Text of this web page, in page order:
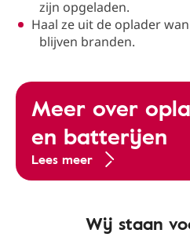
zijn opgeladen.
Haal ze uit de oplader
blijven branden.
Meer over
en batterijen
Lees meer
Wij staan